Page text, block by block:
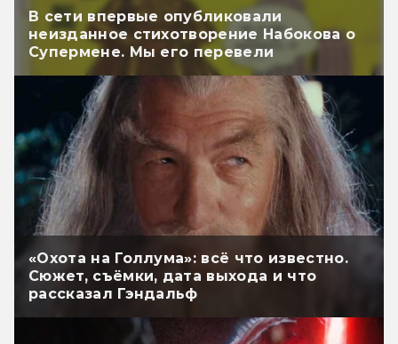
В сети впервые опубликовали
неизданное стихотворение Набокова о
Супермене. Мы его перевели
«Охота на Голлума»: всё что известно.
Сюжет, съёмки, дата выхода и что
рассказал Гэндальф